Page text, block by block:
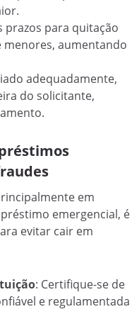
prazos para quitação
aumentando
adequadamente,
do solicitante,
em
emergencial, é
evitar cair em
: Certifique-se de
e regulamentada